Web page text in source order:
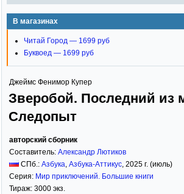
В магазинах
Читай Город — 1699 руб
Буквоед — 1699 руб
Джеймс Фенимор Купер
Зверобой. Последний из
Следопыт
авторский сборник
Составитель: Александр Лютиков
СПб.: Азбука, Азбука-Аттикус, 2025 г. (июль)
Серия: Мир приключений. Большие книги
Тираж: 3000 экз.